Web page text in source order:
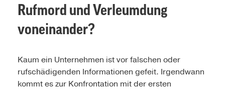
Rufmord und Verleumdung
voneinander?
Kaum ein Unternehmen ist vor falschen oder
rufschädigenden Informationen gefeit. Irgendwann
kommt es zur Konfrontation mit der ersten